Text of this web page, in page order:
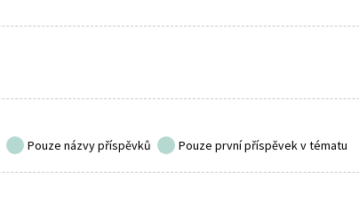
Pouze názvy příspěvků Pouze první příspěvek v tématu